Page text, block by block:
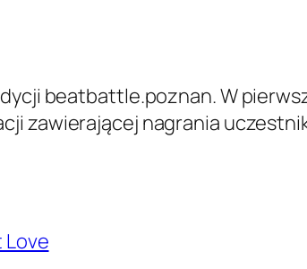
beatbattle.poznan. W
zawierającej nagrania
Love